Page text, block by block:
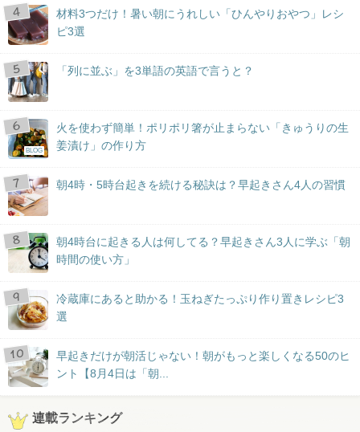
材料3つだけ！暑い朝にうれしい「ひんやりおやつ」レシ
ピ3選
「列に並ぶ」を3単語の英語で言うと？
BLOG
火を使わず簡単！ポリポリ箸が止まらない「きゅうりの生
姜漬け」の作り方
朝4時・5時台起きを続ける秘訣は？早起きさん4人の習慣
朝4時台に起きる人は何してる？早起きさん3人に学ぶ「朝
時間の使い方」
冷蔵庫にあると助かる！玉ねぎたっぷり作り置きレシピ3
選
早起きだけが朝活じゃない！朝がもっと楽しくなる50のヒ
ント【8月4日は「朝...
連載ランキング